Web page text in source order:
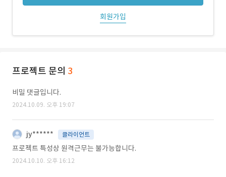
회원가입
프로젝트 문의 3
비밀 댓글입니다.
2024.10.09. 오후 19:07
jy****** 클라이언트
프로젝트 특성상 원격근무는 불가능합니다.
2024.10.10. 오후 16:12